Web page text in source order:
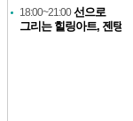
18:00~21:00 선으로
그리는 힐링아트, 젠탱글